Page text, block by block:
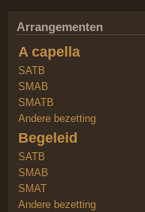
Arrangementen
A capella
SATB
SMAB
SMATB
Andere bezetting
Begeleid
SATB
SMAB
SMAT
Andere bezetting